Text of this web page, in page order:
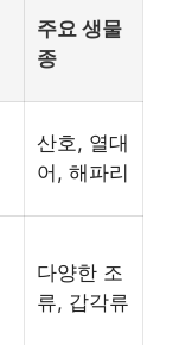
주요 생물
종
산호, 열대
어, 해파리
다양한 조
류, 갑각류